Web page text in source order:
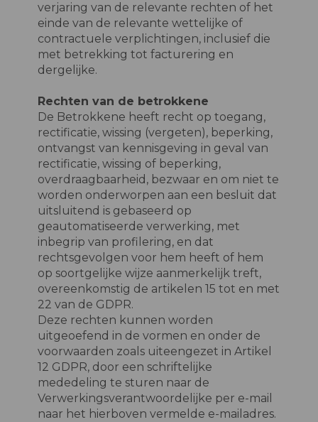
verjaring van de relevante rechten of het
einde van de relevante wettelijke of
contractuele verplichtingen, inclusief die
met betrekking tot facturering en
dergelijke.
Rechten van de betrokkene
De Betrokkene heeft recht op toegang,
rectificatie, wissing (vergeten), beperking,
ontvangst van kennisgeving in geval van
rectificatie, wissing of beperking,
overdraagbaarheid, bezwaar en om niet te
worden onderworpen aan een besluit dat
uitsluitend is gebaseerd op
geautomatiseerde verwerking, met
inbegrip van profilering, en dat
rechtsgevolgen voor hem heeft of hem
op soortgelijke wijze aanmerkelijk treft,
overeenkomstig de artikelen 15 tot en met
22 van de GDPR.
Deze rechten kunnen worden
uitgeoefend in de vormen en onder de
voorwaarden zoals uiteengezet in Artikel
12 GDPR, door een schriftelijke
mededeling te sturen naar de
Verwerkingsverantwoordelijke per e-mail
naar het hierboven vermelde e-mailadres.